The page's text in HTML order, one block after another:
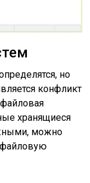
но
конфликт
хранящиеся
можно